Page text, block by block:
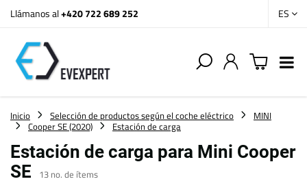
Llámanos al+420 722 689 252 ES
Inicio Selección de productos según el coche eléctrico
MINI
Cooper SE (2020)
Estación de carga
Estación de carga para Mini Cooper
SE
13 no. de ítems